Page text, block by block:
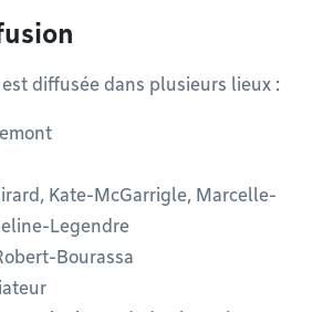
diffusée dans plusieurs lieux :
Kate-McGarrigle, Marcelle-
Legendre
Bourassa